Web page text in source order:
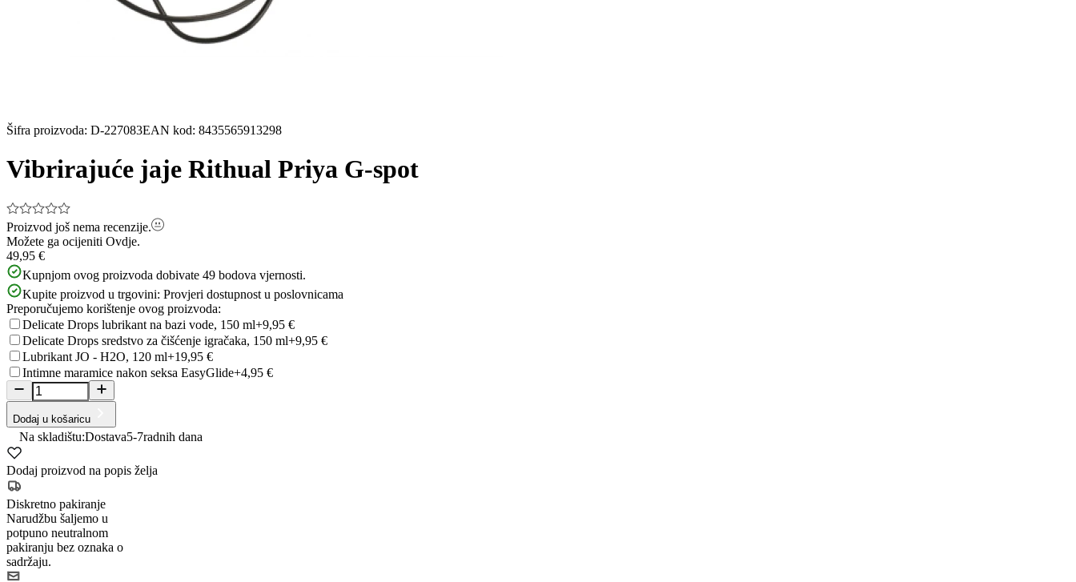
Šifra proizvoda: D-227083EAN kod: 8435565913298
Vibrirajuće jaje Rithual Priya G-spot
Proizvod još nema recenzije.
Možete ga ocijeniti Ovdje.
49,95 €
Kupnjom ovog proizvoda dobivate 49 bodova vjernosti.
Kupite proizvod u trgovini: Provjeri dostupnost u poslovnicama
Preporučujemo korištenje ovog proizvoda:
Delicate Drops lubrikant na bazi vode, 150 ml+9,95 €
Delicate Drops sredstvo za čišćenje igračaka, 150 ml+9,95 €
Lubrikant JO - H2O, 120 ml+19,95 €
Intimne maramice nakon seksa EasyGlide+4,95 €
Dodaj u košaricu
Na skladištu:Dostava5-7radnih dana
Dodaj proizvod na popis želja
Diskretno pakiranje
Narudžbu šaljemo u
potpuno neutralnom
pakiranju bez oznaka o
sadržaju.